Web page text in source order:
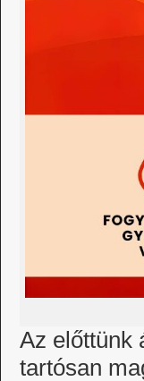
Az előttünk
tartósan